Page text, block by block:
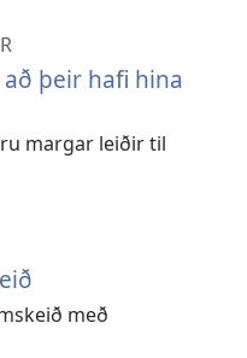
þeir hafi hina
margar leiðir til
með